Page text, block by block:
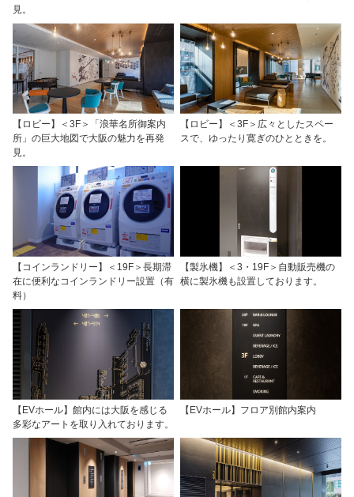
見。
【ロビー】＜3F＞「浪華名所御案内
所」の巨大地図で大阪の魅力を再発
見。
【ロビー】＜3F＞広々としたスペー
スで、ゆったり寛ぎのひとときを。
【コインランドリー】＜19F＞長期滞
在に便利なコインランドリー設置（有
料）
【製氷機】＜3・19F＞自動販売機の
横に製氷機も設置しております。
【EVホール】館内には大阪を感じる
多彩なアートを取り入れております。
【EVホール】フロア別館内案内